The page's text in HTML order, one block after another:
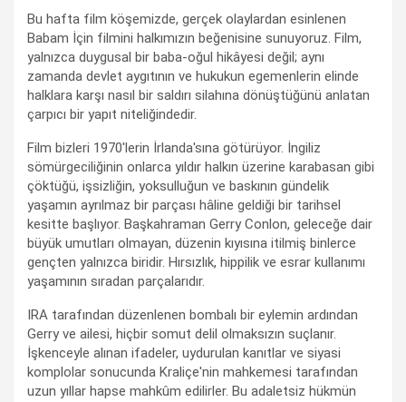
Bu hafta film köşemizde, gerçek olaylardan esinlenen
Babam İçin filmini halkımızın beğenisine sunuyoruz. Film,
yalnızca duygusal bir baba-oğul hikâyesi değil; aynı
zamanda devlet aygıtının ve hukukun egemenlerin elinde
halklara karşı nasıl bir saldırı silahına dönüştüğünü anlatan
çarpıcı bir yapıt niteliğindedir.
Film bizleri 1970'lerin İrlanda'sına götürüyor. İngiliz
sömürgeciliğinin onlarca yıldır halkın üzerine karabasan gibi
çöktüğü, işsizliğin, yoksulluğun ve baskının gündelik
yaşamın ayrılmaz bir parçası hâline geldiği bir tarihsel
kesitte başlıyor. Başkahraman Gerry Conlon, geleceğe dair
büyük umutları olmayan, düzenin kıyısına itilmiş binlerce
gençten yalnızca biridir. Hırsızlık, hippilik ve esrar kullanımı
yaşamının sıradan parçalarıdır.
IRA tarafından düzenlenen bombalı bir eylemin ardından
Gerry ve ailesi, hiçbir somut delil olmaksızın suçlanır.
İşkenceyle alınan ifadeler, uydurulan kanıtlar ve siyasi
komplolar sonucunda Kraliçe'nin mahkemesi tarafından
uzun yıllar hapse mahkûm edilirler. Bu adaletsiz hükmün